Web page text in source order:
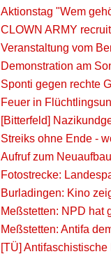
Aktionstag "Wem
CLOWN ARMY
Veranstaltung vom
Demonstration am
Sponti gegen rechte
Feuer in
[Bitterfeld]
Streiks ohne Ende -
Aufruf zum
Fotostrecke:
Burladingen: Kino
Meßstetten: NPD hat
Meßstetten: Antifa
[TÜ]